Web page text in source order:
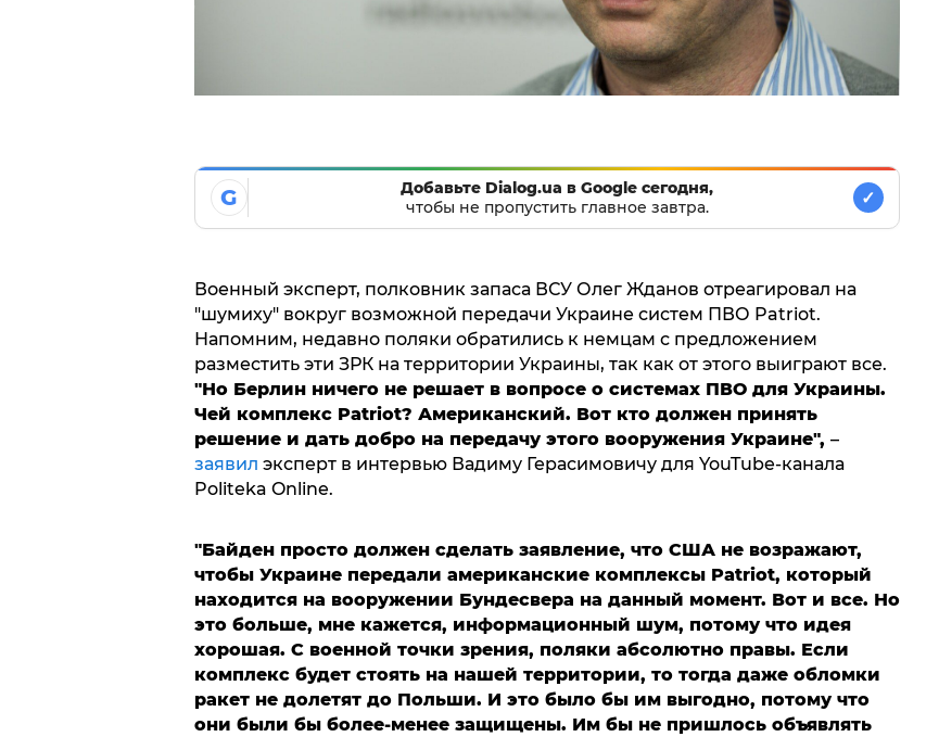
G
Добавьте Dialog.ua в Google сегодня,
чтобы не пропустить главное завтра.
✓
Военный эксперт, полковник запаса ВСУ Олег Жданов отреагировал на
"шумиху" вокруг возможной передачи Украине систем ПВО Patriot.
Напомним, недавно поляки обратились к немцам с предложением
разместить эти ЗРК на территории Украины, так как от этого выиграют все.
"Но Берлин ничего не решает в вопросе о системах ПВО для Украины.
Чей комплекс Patriot? Американский. Вот кто должен принять
решение и дать добро на передачу этого вооружения Украине", –
заявил эксперт в интервью Вадиму Герасимовичу для YouTube-канала
Politeka Online.
"Байден просто должен сделать заявление, что США не возражают,
чтобы Украине передали американские комплексы Patriot, который
находится на вооружении Бундесвера на данный момент. Вот и все. Но
это больше, мне кажется, информационный шум, потому что идея
хорошая. С военной точки зрения, поляки абсолютно правы. Если
комплекс будет стоять на нашей территории, то тогда даже обломки
ракет не долетят до Польши. И это было бы им выгодно, потому что
они были бы более-менее защищены. Им бы не пришлось объявлять